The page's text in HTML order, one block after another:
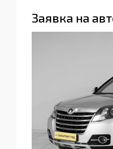
Заявка на